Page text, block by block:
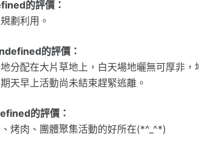
的評價：
劃利用。
的評價：
分配在大片草地上，白天場地曬無可厚非
天早上活動尚未結束趕緊逃離。
的評價：
烤肉、團體聚集活動的好所在(*^_^*)